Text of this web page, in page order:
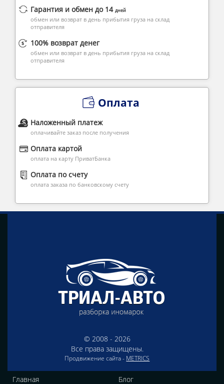
Гарантия и обмен до 14 дней
обмен или возврат в день прибытия груза на склад
отправителя
100% возврат денег
обмен или возврат в день прибытия груза на склад
отправителя
Оплата
Наложенный платеж
оплачивайте заказ после получения
Оплата картой
оплата на карту ПриватБанка
Оплата по счету
оплата заказа по банковскому счету
© 2008 - 2026
Все права защищены.
Продвижение сайта - METRICS
Главная Блог